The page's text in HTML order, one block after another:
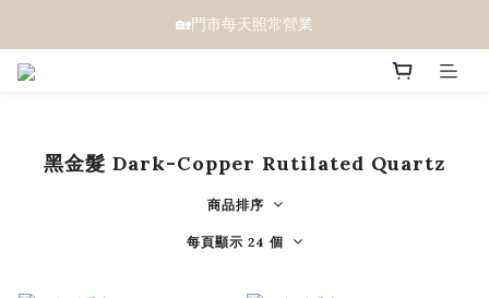
🏡門市每天照常營業
黑金髮 Dark-Copper Rutilated Quartz
商品排序
每頁顯示 24 個